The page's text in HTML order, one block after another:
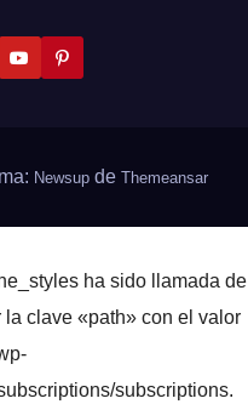
Newsupde Themeansar
ha sido llamada de
la clave «path» con el valor
subscriptions.